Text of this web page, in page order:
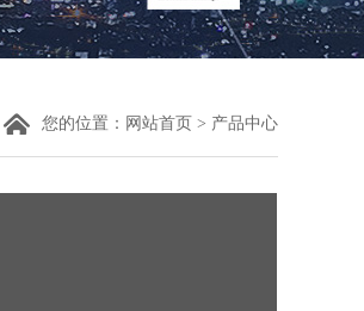
您的位置： 网站首页 > 产品中心